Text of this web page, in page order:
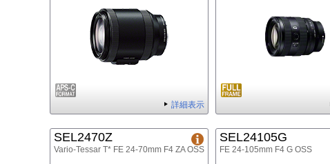
詳細表示
SEL2470Z
Vario-Tessar T* FE 24-70mm F4 ZA OSS
SEL24105G
FE 24-105mm F4 G OSS